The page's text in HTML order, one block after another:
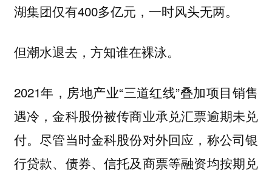
湖集团仅有400多亿元，一时风头无两。
但潮水退去，方知谁在裸泳。
2021年，房地产业“三道红线”叠加项目销售
遇冷，金科股份被传商业承兑汇票逾期未兑
付。尽管当时金科股份对外回应，称公司银
行贷款、债券、信托及商票等融资均按期兑